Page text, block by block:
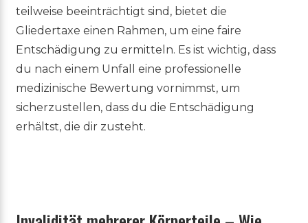
teilweise beeinträchtigt sind, bietet die
Gliedertaxe einen Rahmen, um eine faire
Entschädigung zu ermitteln. Es ist wichtig, dass
du nach einem Unfall eine professionelle
medizinische Bewertung vornimmst, um
sicherzustellen, dass du die Entschädigung
erhältst, die dir zusteht.